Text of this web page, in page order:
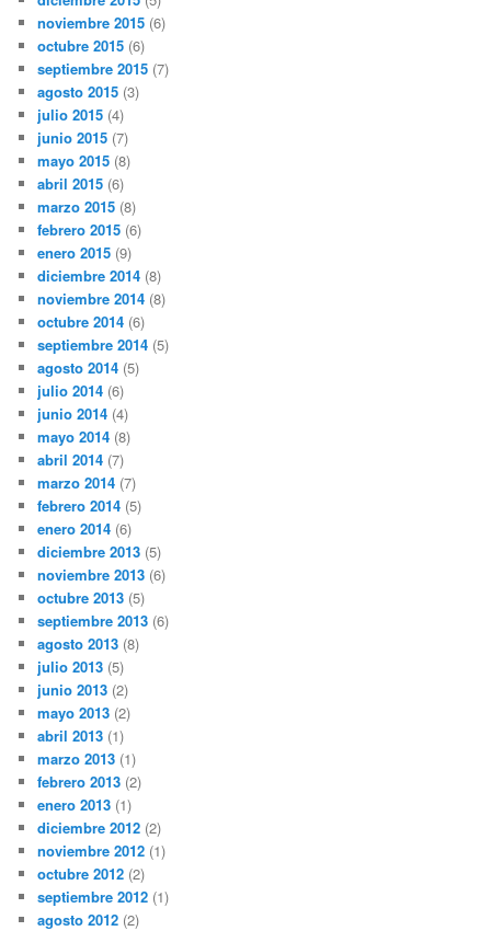
noviembre 2015 (6)
octubre 2015 (6)
septiembre 2015 (7)
agosto 2015 (3)
julio 2015 (4)
junio 2015 (7)
mayo 2015 (8)
abril 2015 (6)
marzo 2015 (8)
febrero 2015 (6)
enero 2015 (9)
diciembre 2014 (8)
noviembre 2014 (8)
octubre 2014 (6)
septiembre 2014 (5)
agosto 2014 (5)
julio 2014 (6)
junio 2014 (4)
mayo 2014 (8)
abril 2014 (7)
marzo 2014 (7)
febrero 2014 (5)
enero 2014 (6)
diciembre 2013 (5)
noviembre 2013 (6)
octubre 2013 (5)
septiembre 2013 (6)
agosto 2013 (8)
julio 2013 (5)
junio 2013 (2)
mayo 2013 (2)
abril 2013 (1)
marzo 2013 (1)
febrero 2013 (2)
enero 2013 (1)
diciembre 2012 (2)
noviembre 2012 (1)
octubre 2012 (2)
septiembre 2012 (1)
agosto 2012 (2)